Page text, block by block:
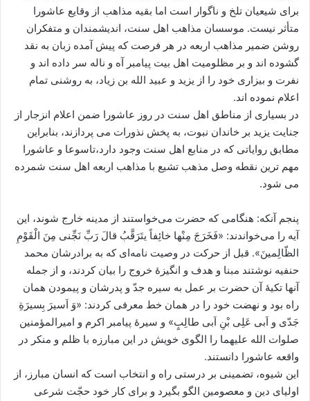
برای شیعیان تلخ و ناگوار است اما بقیه مذاهب از وقایع عاشورا
متأثر نیست. موسسان مذاهب اهل سنت، انديشمندان و متفکران
روشن ضمیر مذاهب اربعه در هر فرصت که پیش آمده زبان به نقد
گشوده اند و بر مظلومیت اهل بیت پیامبر آه و ناله سر داده اند و
نفرت و بیزاری خود را از یزید و عبید الله بن زیاد، به روشنی تمام
اعلام نموده اند.
در بسیاری از مناطق اهل سنت در روز عاشورا ضمن اعلام انزجار از
جنایت یزید بر خاندان نبوت، به پخش نذورات می پردازند، بنابراین
مطابق روایاتی که در منابع اهل سنت وجود دارد،تاسوعا و عاشورا
مهم ترین نقطه وصل مذهب تشیع با مذاهب اربعه اهل سنت شمرده
می شود.
پنجم آنکه: هنگامی كه حضرت می‌خواستند از مدینه خارج شوند، این
آیه را می‌خواندند: «فَخَرَجَ مِنْها خائِفاً یتَرَقَّبُ قالَ رَبِّ نَجِّنی مِنَ الْقَوْمِ
الظّالِمینَ». قبل از حركت در وصیت نامه‌ای كه به برادرشان محمد
حنفیه نوشتند مبنا و هدف و انگیزۀ خروج را بیان كردند، و از جمله
آنها تكیۀ آن حضرت بر عمل به سیره جدّ و پدرشان و پیمودن همان
راه بود و نهضت خود را در همان خط معرفی كردند: «وَ اَسیرَ بِسیرَةِ
جَدّی و اَبی عَلِی بْنِ اَبی طالِبٍ» و سیرۀ پیامبر اکرم و امیرالمؤمنین
صلوات الله علیهما را الگوی خویش در این مبارزه با ظلم و منكر در
واقعه عاشورا دانستند.
این شیوه، تضمینی بر درستی راه و انتخاب است كه انسان مبارز، از
اولیای دین و معصومین الگو بگیرد و برای كار خود حجّت شرعی